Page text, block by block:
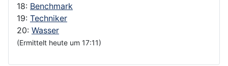
18: Benchmark
19: Techniker
20: Wasser
(Ermittelt heute um 17:11)